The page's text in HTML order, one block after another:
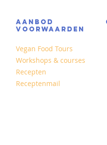
AANBOD
VOORWAARDEN
Vegan Food Tours
Workshops & courses
Recepten
Receptenmail